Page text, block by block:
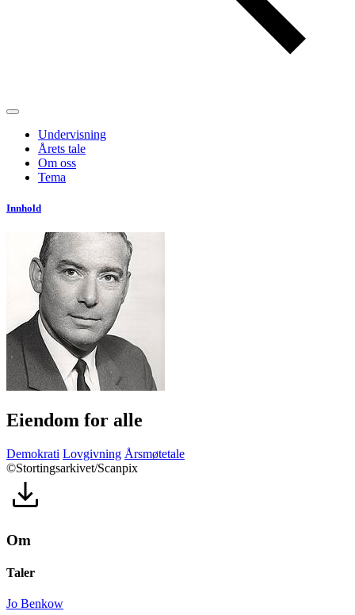
Undervisning
Årets tale
Om oss
Tema
Innhold
Eiendom for alle
Demokrati Lovgivning Årsmøtetale
©Stortingsarkivet/Scanpix
Om
Taler
Jo Benkow